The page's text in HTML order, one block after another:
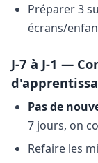
Préparer 3
écrans/
J-7 à J-1 —
Pas de
7 jours, on
Refaire les